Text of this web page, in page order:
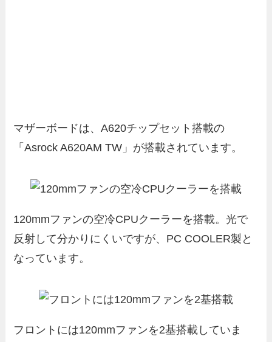
マザーボードは、A620チップセット搭載の
「Asrock A620AM TW」が搭載されています。
120mmファンの空冷CPUクーラーを搭載。光で
反射して分かりにくいですが、PC COOLER製と
なっています。
フロントには120mmファンを2基搭載していま